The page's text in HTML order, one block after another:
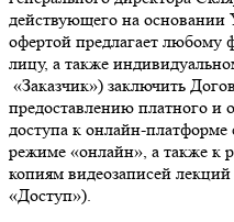
действующего на основании
офертой предлагает любому
лицу, а также
«Заказчик») заключить
предоставлению платного и
доступа к онлайн-
режиме «онлайн», а также к
копиям видеозаписей
«Доступ»).